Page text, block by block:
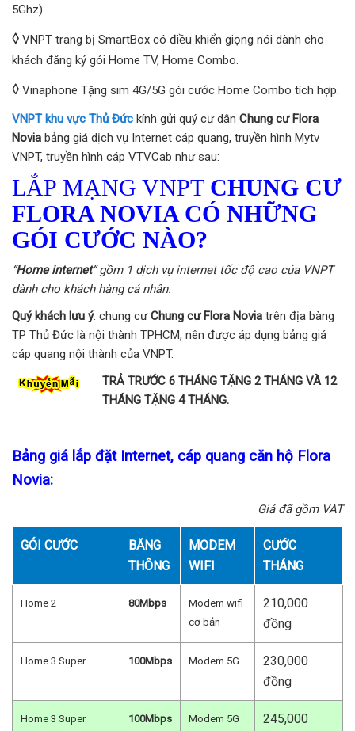
5Ghz).
◊ VNPT trang bị SmartBox có điều khiển giọng nói dành cho
khách đăng ký gói Home TV, Home Combo.
◊ Vinaphone Tặng sim 4G/5G gói cước Home Combo tích hợp.
VNPT khu vực Thủ Đức kính gửi quý cư dân Chung cư Flora
Novia bảng giá dịch vụ Internet cáp quang, truyền hình Mytv
VNPT, truyền hình cáp VTVCab như sau:
LẮP MẠNG VNPT CHUNG CƯ
FLORA NOVIA CÓ NHỮNG
GÓI CƯỚC NÀO?
“Home internet” gồm 1 dịch vụ internet tốc độ cao của VNPT
dành cho khách hàng cá nhân.
Quý khách lưu ý: chung cưChung cư Flora Novia trên địa bàng
TP Thủ Đức là nội thành TPHCM, nên được áp dụng bảng giá
cáp quang nội thành của VNPT.
TRẢ TRƯỚC 6 THÁNG TẶNG 2 THÁNG VÀ 12
THÁNG TẶNG 4 THÁNG.
Bảng giá lắp đặt Internet, cáp quang căn hộ Flora
Novia:
Giá đã gồm VAT
GÓI CƯỚC
BĂNG
THÔNG
MODEM
WIFI
CƯỚC
THÁNG
Home 2 80Mbps
Modem wifi
cơ bản
210,000
đồng
Home 3 Super 100Mbps Modem 5G
230,000
đồng
Home 3 Super
100Mbps
Modem 5G
245,000